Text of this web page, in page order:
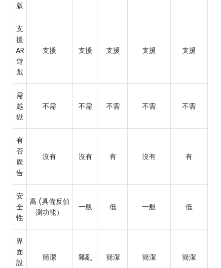
版
支
援
AR
遊
戲
支援 支援 支援 支援 支援
需
越
獄
不需 不需 不需 不需 不需
有
否
廣
告
沒有 沒有 有 沒有 有
安
全
性
高 (具備反偵
測功能）
一般 低 一般 低
界
面
設
簡潔 雜亂 簡潔 簡潔 簡潔